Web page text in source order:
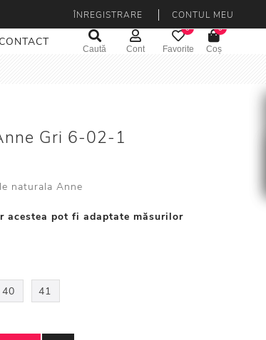
ÎNREGISTRARE CONTUL MEU
CONTACT
Caută Cont Favorite
0
Coș
0
Gri 6-02-1
naturala Anne
acestea pot fi adaptate măsurilor
40 41